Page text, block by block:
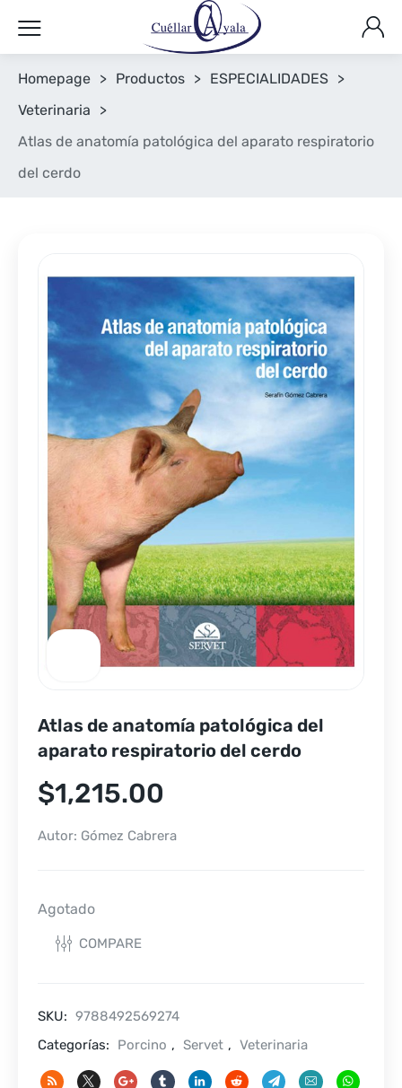
Homepage > Productos > ESPECIALIDADES >
Veterinaria
>
Atlas de anatomía patológica del aparato respiratorio
del cerdo
Atlas de anatomía patológica del
aparato respiratorio del cerdo
$1,215.00
Autor: Gómez Cabrera
Agotado
COMPARE
SKU: 9788492569274
Categorías:
Porcino , Servet , Veterinaria